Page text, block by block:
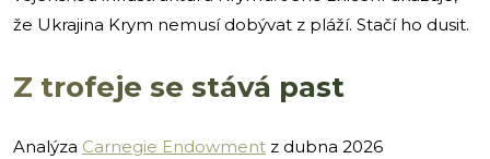
že Ukrajina Krym nemusí dobývat z pláží. Stačí ho dusit.
Z trofeje se stává past
Analýza Carnegie Endowment z dubna 2026